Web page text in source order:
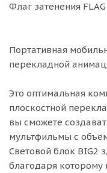
Флаг затенения
Портативная
перекладной
Это оптимальная
плоскостной
вы сможете
мультфильмы с
Световой блок BIG2
благодаря